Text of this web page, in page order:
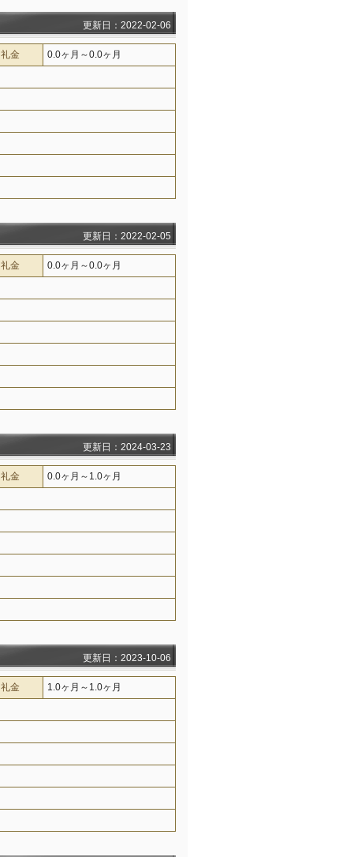
更新日：2022-02-06
礼金
0.0ヶ月～0.0ヶ月
更新日：2022-02-05
礼金
0.0ヶ月～0.0ヶ月
更新日：2024-03-23
礼金
0.0ヶ月～1.0ヶ月
更新日：2023-10-06
礼金
1.0ヶ月～1.0ヶ月